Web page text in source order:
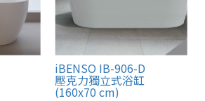
iBENSO IB-906-D
壓克力獨立式浴缸
(160x70 cm)